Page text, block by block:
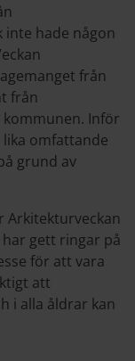
inte hade någon
från
från
Inför
omfattande
grund av
Arkitekturveckan
gett ringar på
för att vara
att
i alla åldrar kan